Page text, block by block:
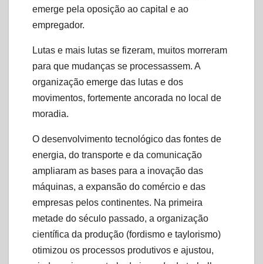
emerge pela oposição ao capital e ao
empregador.
Lutas e mais lutas se fizeram, muitos morreram
para que mudanças se processassem. A
organização emerge das lutas e dos
movimentos, fortemente ancorada no local de
moradia.
O desenvolvimento tecnológico das fontes de
energia, do transporte e da comunicação
ampliaram as bases para a inovação das
máquinas, a expansão do comércio e das
empresas pelos continentes. Na primeira
metade do século passado, a organização
científica da produção (fordismo e taylorismo)
otimizou os processos produtivos e ajustou,